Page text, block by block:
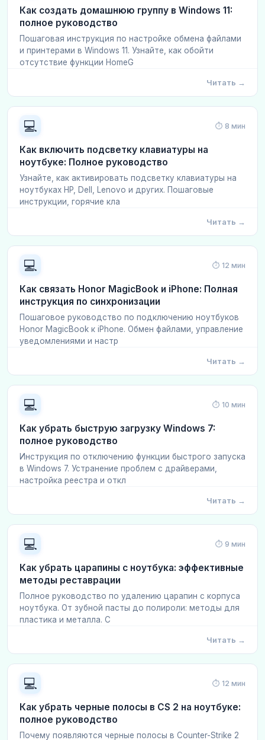
Как создать домашнюю группу в Windows 11:
полное руководство
Пошаговая инструкция по настройке обмена файлами
и принтерами в Windows 11. Узнайте, как обойти
отсутствие функции HomeG
Читать →
💻 ⏱ 8 мин
Как включить подсветку клавиатуры на
ноутбуке: Полное руководство
Узнайте, как активировать подсветку клавиатуры на
ноутбуках HP, Dell, Lenovo и других. Пошаговые
инструкции, горячие кла
Читать →
💻 ⏱ 12 мин
Как связать Honor MagicBook и iPhone: Полная
инструкция по синхронизации
Пошаговое руководство по подключению ноутбуков
Honor MagicBook к iPhone. Обмен файлами, управление
уведомлениями и настр
Читать →
💻 ⏱ 10 мин
Как убрать быструю загрузку Windows 7:
полное руководство
Инструкция по отключению функции быстрого запуска
в Windows 7. Устранение проблем с драйверами,
настройка реестра и откл
Читать →
💻 ⏱ 9 мин
Как убрать царапины с ноутбука: эффективные
методы реставрации
Полное руководство по удалению царапин с корпуса
ноутбука. От зубной пасты до полироли: методы для
пластика и металла. С
Читать →
💻 ⏱ 12 мин
Как убрать черные полосы в CS 2 на ноутбуке:
полное руководство
Почему появляются черные полосы в Counter-Strike 2